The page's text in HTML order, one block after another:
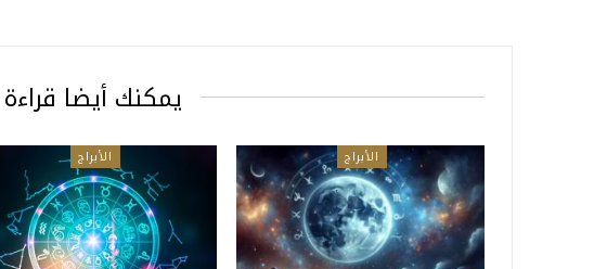
يمكنك أيضا قراءة
الأبراج الأبراج